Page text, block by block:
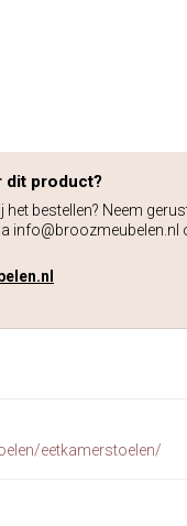
dit product?
het bestellen? Neem
info@broozmeubelen.nl
eetkamerstoelen/